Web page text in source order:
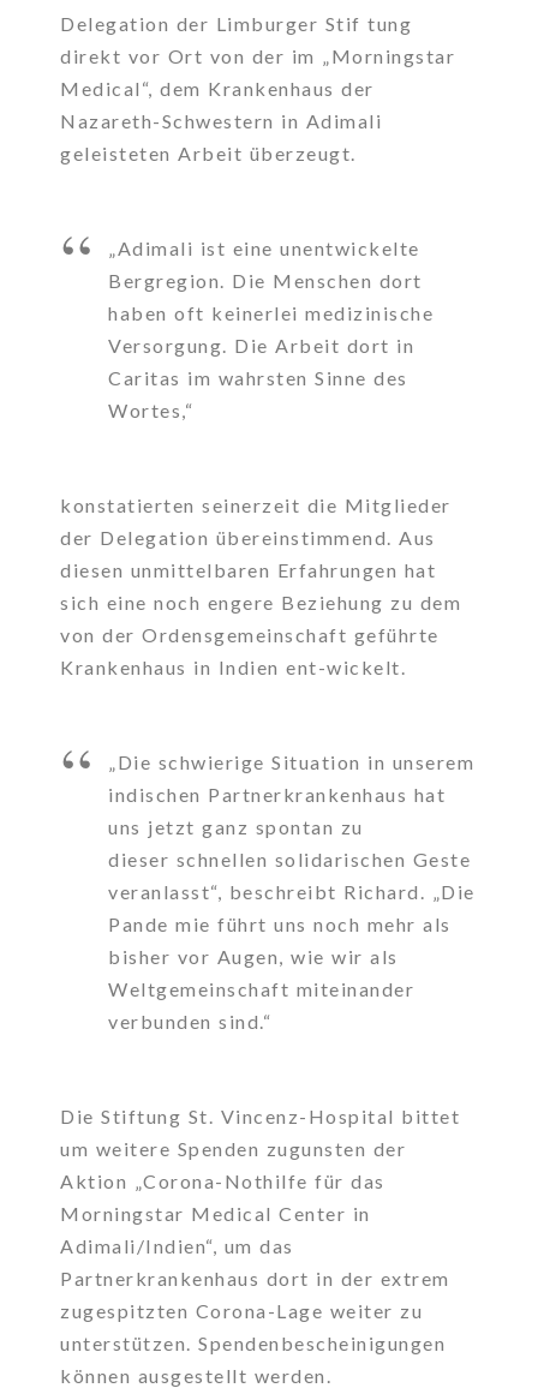
Delegation der Limburger Stif tung
direkt vor Ort von der im „Morningstar
Medical“, dem Krankenhaus der
Nazareth-Schwestern in Adimali
geleisteten Arbeit überzeugt.
„Adimali ist eine unentwickelte
Bergregion. Die Menschen dort
haben oft keinerlei medizinische
Versorgung. Die Arbeit dort in
Caritas im wahrsten Sinne des
Wortes,“
konstatierten seinerzeit die Mitglieder
der Delegation übereinstimmend. Aus
diesen unmittelbaren Erfahrungen hat
sich eine noch engere Beziehung zu dem
von der Ordensgemeinschaft geführte
Krankenhaus in Indien ent-wickelt.
„Die schwierige Situation in unserem
indischen Partnerkrankenhaus hat
uns jetzt ganz spontan zu
dieser schnellen solidarischen Geste
veranlasst“, beschreibt Richard. „Die
Pande mie führt uns noch mehr als
bisher vor Augen, wie wir als
Weltgemeinschaft miteinander
verbunden sind.“
Die Stiftung St. Vincenz-Hospital bittet
um weitere Spenden zugunsten der
Aktion „Corona-Nothilfe für das
Morningstar Medical Center in
Adimali/Indien“, um das
Partnerkrankenhaus dort in der extrem
zugespitzten Corona-Lage weiter zu
unterstützen. Spendenbescheinigungen
können ausgestellt werden.